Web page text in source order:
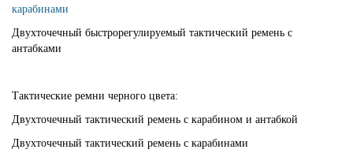
карабинами
Двухточечный быстрорегулируемый тактический ремень с
антабками
Тактические ремни черного цвета:
Двухточечный тактический ремень с карабином и антабкой
Двухточечный тактический ремень с карабинами